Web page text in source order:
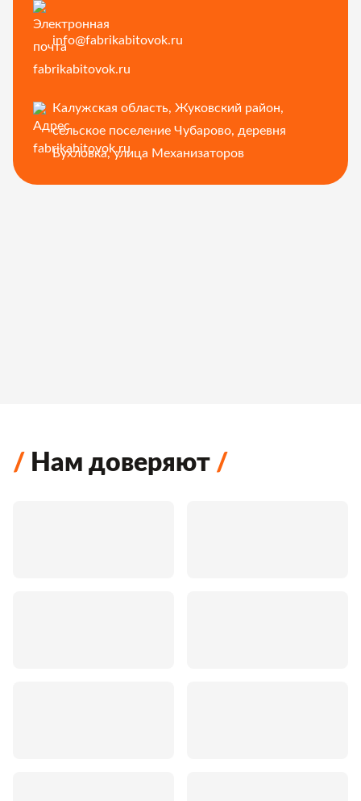
info@fabrikabitovok.ru
Калужская область, Жуковский район,
сельское поселение Чубарово, деревня
Бухловка, улица Механизаторов
Нам доверяют